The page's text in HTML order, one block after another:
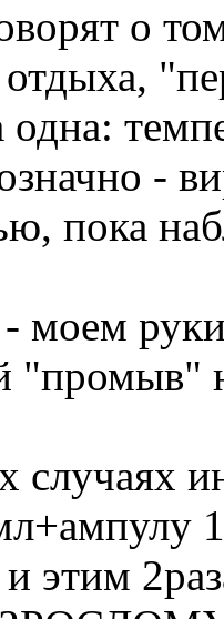
о
-
пока
моем
"промыв"
случаях
этим